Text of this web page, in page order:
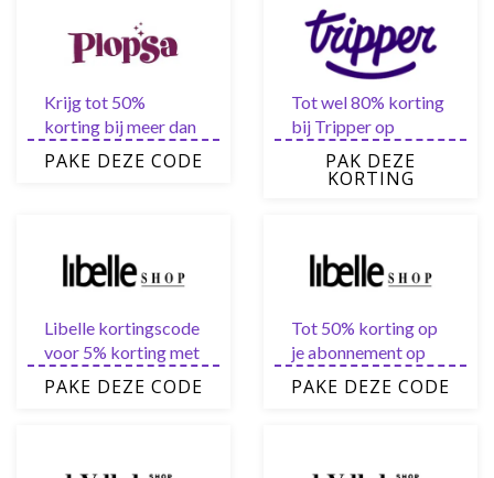
geboekt wordt
Krijg tot 50%
korting bij meer dan
70 andere attractie
en dieren parken met
PAKE DEZE CODE
Tot wel 80% korting
bij Tripper op
Populaire deals
PAK DEZE
KORTING
Libelle kortingscode
voor 5% korting met
de nieuwsbrief
PAKE DEZE CODE
Tot 50% korting op
je abonnement op
Libelle.nl
PAKE DEZE CODE